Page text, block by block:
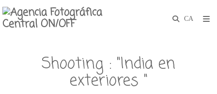
Shooting : "India en
exteriores "